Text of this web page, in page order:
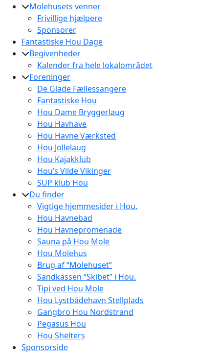
Molehusets venner
Frivillige hjælpere
Sponsorer
Fantastiske Hou Dage
Begivenheder
Kalender fra hele lokalområdet
Foreninger
De Glade Fællessangere
Fantastiske Hou
Hou Dame Bryggerlaug
Hou Havhave
Hou Havne Værksted
Hou Jollelaug
Hou Kajakklub
Hou’s Vilde Vikinger
SUP klub Hou
Du finder
Vigtige hjemmesider i Hou.
Hou Havnebad
Hou Havnepromenade
Sauna på Hou Mole
Hou Molehus
Brug af “Molehuset”
Sandkassen “Skibet” i Hou.
Tipi ved Hou Mole
Hou Lystbådehavn Stellplads
Gangbro Hou Nordstrand
Pegasus Hou
Hou Shelters
Sponsorside